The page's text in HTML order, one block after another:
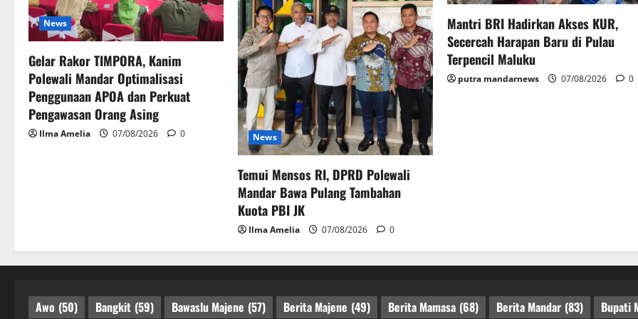
News
Gelar Rakor TIMPORA, Kanim
Polewali Mandar Optimalisasi
Penggunaan APOA dan Perkuat
Pengawasan Orang Asing
Ilma Amelia 07/08/2026 0 News
Temui Mensos RI, DPRD Polewali
Mandar Bawa Pulang Tambahan
Kuota PBI JK
Ilma Amelia 07/08/2026 0
Mantri BRI Hadirkan Akses KUR,
Secercah Harapan Baru di Pulau
Terpencil Maluku
putra mandarnews 07/08/2026 0
Awo (50) Bangkit (59) Bawaslu Majene (57) Berita Majene (49) Berita Mamasa (68) Berita Mandar (83) Bupati